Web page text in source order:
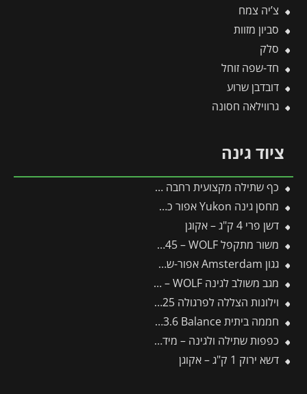
צ’יה צמח
סביון מזוות
סלק
חד-שפה זוחל
דובדבן שרוע
גרווילאה חסונה
ציוד גינה
כף שתילה מקצועית רחבה LU-2K – WOLF
מחסן גינה Yukon אפור כהה 3.3X4 מבית פלרם – קנופיה
דשן פרי 4 ק"ג – אקוגן
משור מתקפל SAW145 – WOLF
גגון Amsterdam אפור-שקוף 1.4X2.2 מבית פלרם – Canopia
מגב משולב לגינה FS450M – WOLF
וילונות הצללה לפרגולה 3X4.25 מבית פלרם – Canopia
חממה ביתית 3X3.6 Balance מבית פלרם – Canopia
כפפות שתילה ולגינה – מידה 8 SOIL8 GH-BO8 – WOLF
דשא ירוק 1 ק"ג – אקוגן